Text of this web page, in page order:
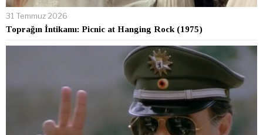
31 Temmuz 2026
Toprağın İntikamı: Picnic at Hanging Rock (1975)